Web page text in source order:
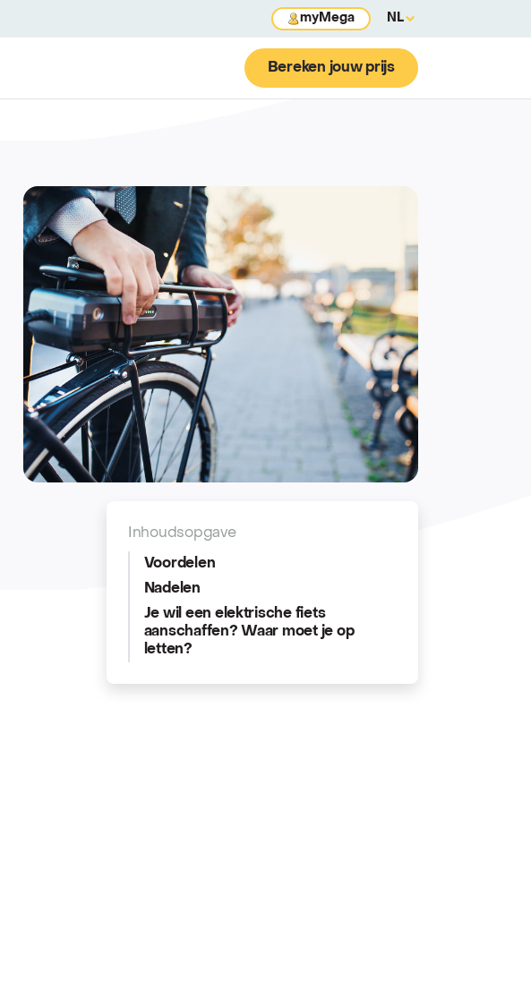
myMega NL
Bereken jouw prijs
Inhoudsopgave
Voordelen
Nadelen
Je wil een elektrische fiets
aanschaffen? Waar moet je op
letten?